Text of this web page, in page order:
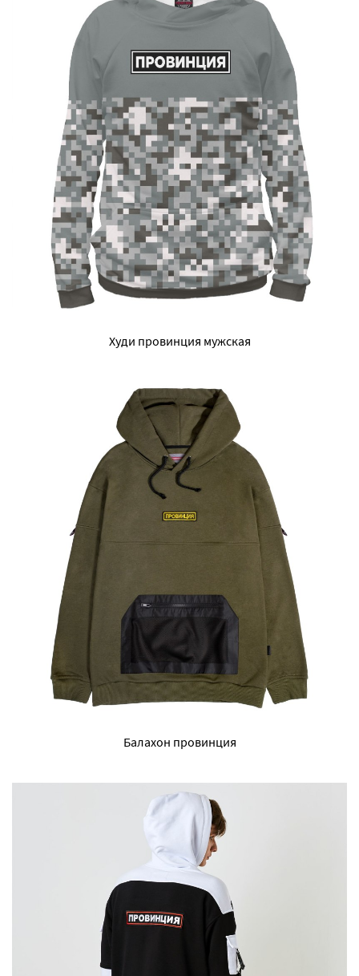
Худи провинция мужская
Балахон провинция